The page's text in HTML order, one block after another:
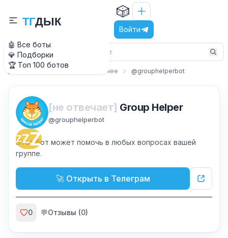
🤖 Все боты
💎 Подборки
🏆 Топ 100 ботов
ТГДЫК
🎲
Войти
Главная Рабочее @grouphelperbot
ZZZ
[не отвечает] Group Helper
@grouphelperbot
Этот бот может помочь в любых вопросах вашей
группе.
🚀 Открыть в Телеграм
0 💬Отзывы (0)